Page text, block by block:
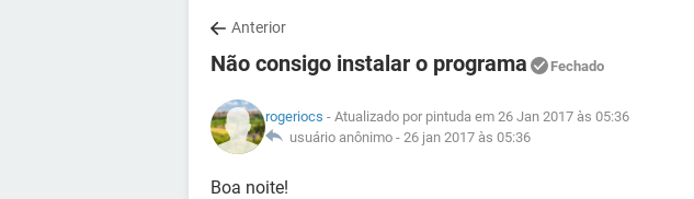
Anterior
Não consigo instalar o programa Fechado
rogeriocs - Atualizado por pintuda em 26 Jan 2017 às 05:36
usuário anônimo - 26 jan 2017 às 05:36
Boa noite!